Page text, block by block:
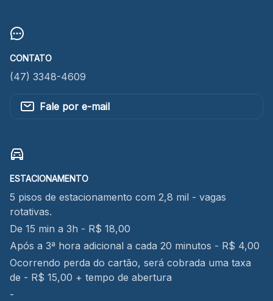
CONTATO
(47) 3348-4609
Fale por e-mail
ESTACIONAMENTO
5 pisos de estacionamento com 2,8 mil - vagas
rotativas.
De 15 min a 3h - R$ 18,00
Após a 3ª hora adicional a cada 20 minutos - R$ 4,00
Ocorrendo perda do cartão, será cobrada uma taxa
de - R$ 15,00 + tempo de abertura
-